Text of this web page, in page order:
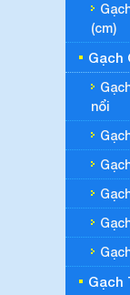
(cm)
Gạch
nổi
Gạch